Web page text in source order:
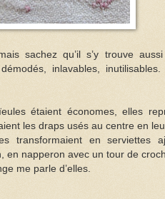
sachez qu’il s’y trouve
inlavables, inutilisables.
étaient économes, elles
les draps usés au centre en
transformaient en serviettes
en napperon avec un tour de
me parle d’elles.